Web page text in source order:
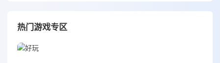
热门游戏专区